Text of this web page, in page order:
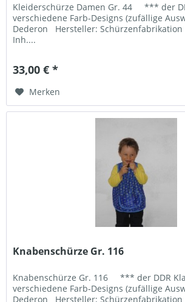
Kleiderschürze Damen Gr. 44 *** der
verschiedene Farb-Designs (zufällige
Dederon Hersteller: Schürzenfabrikation
Inh....
33,00 € *
Merken
Knabenschürze Gr. 116
Knabenschürze Gr. 116 *** der DDR
verschiedene Farb-Designs (zufällige
Dederon Hersteller: Schürzenfabrikation